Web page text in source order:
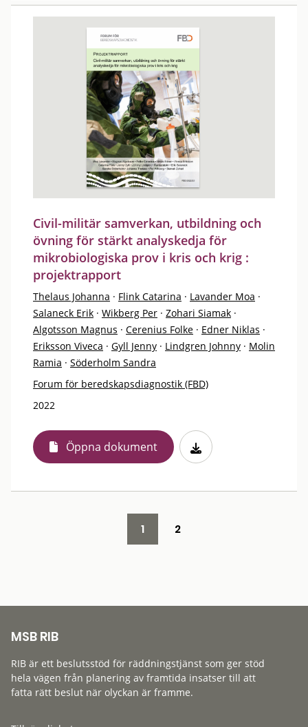
Civil-militär samverkan, utbildning och
övning för stärkt analyskedja för
mikrobiologiska prov i kris och krig :
projektrapport
Thelaus Johanna · Flink Catarina · Lavander Moa ·
Salaneck Erik · Wikberg Per · Zohari Siamak ·
Algotsson Magnus · Cerenius Folke · Edner Niklas ·
Eriksson Viveca · Gyll Jenny · Lindgren Johnny · Molin
Ramia · Söderholm Sandra
Forum för beredskapsdiagnostik (FBD)
2022
Öppna dokument
1 2
MSB RIB
RIB är ett beslutsstöd för räddningstjänst som ger stöd
hela vägen från planering av framtida insatser till att
fatta rätt beslut när olyckan är framme.